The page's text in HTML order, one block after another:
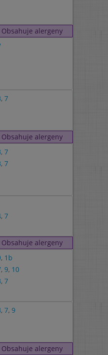
Obsahuje alergeny
, 7
Obsahuje alergeny
, 7
, 7
, 7
Obsahuje alergeny
, 1b
, 9, 10
, 7
, 7, 9
Obsahuje alergeny